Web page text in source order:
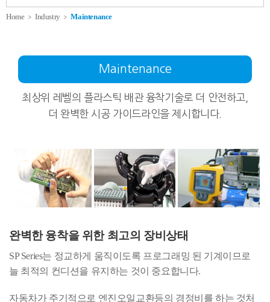
Home Industry Maintenance
Maintenance
최상위 레벨의 플라스틱 배관 융착기술로 더 안전하고,
더 완벽한 시공 가이드라인을 제시합니다.
완벽한 융착을 위한 최고의 장비상태
SP Series는 정교하게 움직이도록 프로그래밍 된 기계이므로
늘 최적의 컨디션을 유지하는 것이 중요합니다.
자동차가 주기적으로 엔진오일교환등의 경정비를 하는 것처